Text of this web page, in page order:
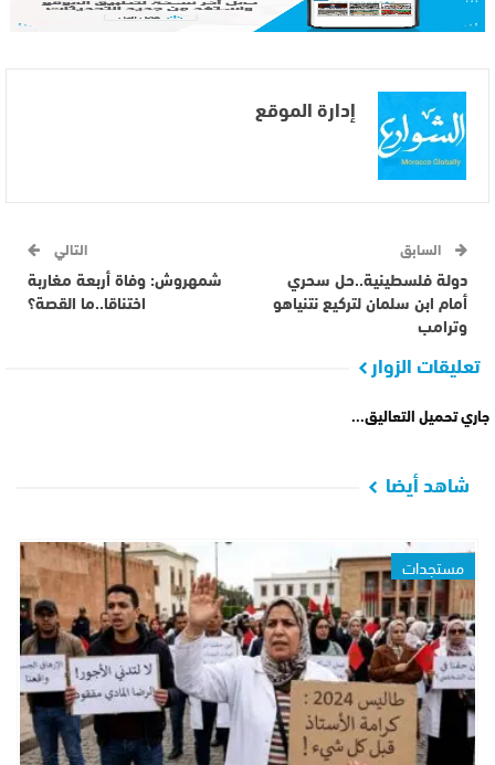
إدارة الموقع
السابق
دولة فلسطينية..حل سحري
أمام ابن سلمان لتركيع نتنياهو
وترامب
التالي
شمهروش: وفاة أربعة مغاربة
اختناقا..ما القصة؟
تعليقات الزوار
جاري تحميل التعاليق...
شاهد أيضا
مستجدات